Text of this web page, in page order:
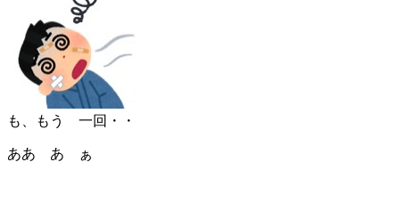
も、もう 一回・・
ああ あ ぁ